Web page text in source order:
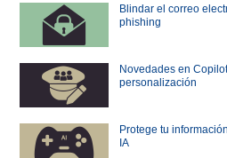
Blindar el correo
phishing
Novedades en
personalización
Protege tu
IA